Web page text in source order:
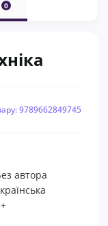
0
9789662849745
автора